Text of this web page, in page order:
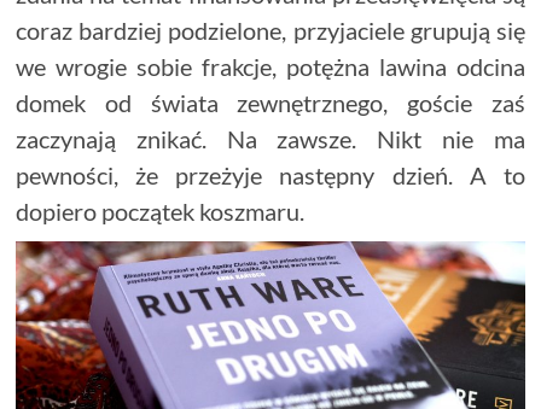
coraz bardziej podzielone, przyjaciele grupują się
we wrogie sobie frakcje, potężna lawina odcina
domek od świata zewnętrznego, goście zaś
zaczynają znikać. Na zawsze. Nikt nie ma
pewności, że przeżyje następny dzień. A to
dopiero początek koszmaru.